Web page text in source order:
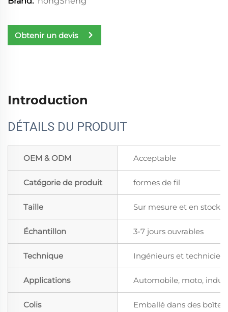
Obtenir un devis
Introduction
DÉTAILS DU PRODUIT
OEM & ODM Acceptable
Catégorie de produit formes de fil
Taille Sur mesure et en stock
Échantillon 3-7 jours ouvrables
Technique Ingénieurs et
Applications Automobile, moto,
Colis Emballé dans des boîtes